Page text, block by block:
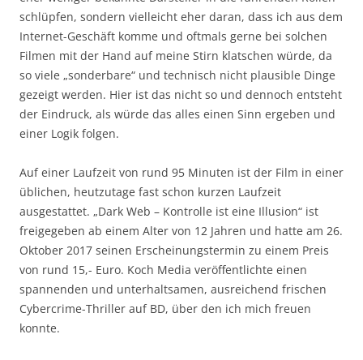
schlüpfen, sondern vielleicht eher daran, dass ich aus dem
Internet-Geschäft komme und oftmals gerne bei solchen
Filmen mit der Hand auf meine Stirn klatschen würde, da
so viele „sonderbare“ und technisch nicht plausible Dinge
gezeigt werden. Hier ist das nicht so und dennoch entsteht
der Eindruck, als würde das alles einen Sinn ergeben und
einer Logik folgen.
Auf einer Laufzeit von rund 95 Minuten ist der Film in einer
üblichen, heutzutage fast schon kurzen Laufzeit
ausgestattet. „Dark Web – Kontrolle ist eine Illusion“ ist
freigegeben ab einem Alter von 12 Jahren und hatte am 26.
Oktober 2017 seinen Erscheinungstermin zu einem Preis
von rund 15,- Euro. Koch Media veröffentlichte einen
spannenden und unterhaltsamen, ausreichend frischen
Cybercrime-Thriller auf BD, über den ich mich freuen
konnte.